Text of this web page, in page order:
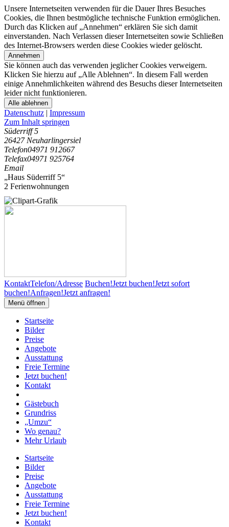
Unsere Internetseiten verwenden für die Dauer Ihres Besuches
Cookies, die Ihnen bestmögliche technische Funktion ermöglichen.
Durch das Klicken auf „Annehmen“ erklären Sie sich damit
einverstanden. Nach Verlassen dieser Internetseiten sowie Schließen
des Internet-Browsers werden diese Cookies wieder gelöscht.
Annehmen
Sie können auch das verwenden jeglicher Cookies verweigern.
Klicken Sie hierzu auf „Alle Ablehnen“. In diesem Fall werden
einige Annehmlichkeiten während des Besuchs dieser Internetseiten
leider nicht funktionieren.
Alle ablehnen
Datenschutz | Impressum
Zum Inhalt springen
Süderriff 5
26427 Neuharlingersiel
Telefon04971 912667
Telefax04971 925764
Email
„Haus Süderriff 5“
2 Ferienwohnungen
KontaktTelefon/Adresse Buchen!Jetzt buchen!Jetzt sofort
buchen!Anfragen!Jetzt anfragen!
Menü öffnen
Startseite
Bilder
Preise
Angebote
Ausstattung
Freie Termine
Jetzt buchen!
Kontakt
Gästebuch
Grundriss
„Umzu“
Wo genau?
Mehr Urlaub
Startseite
Bilder
Preise
Angebote
Ausstattung
Freie Termine
Jetzt buchen!
Kontakt